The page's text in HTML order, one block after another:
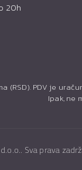
20h
(RSD). PDV je
Ipak, ne
Sva prava